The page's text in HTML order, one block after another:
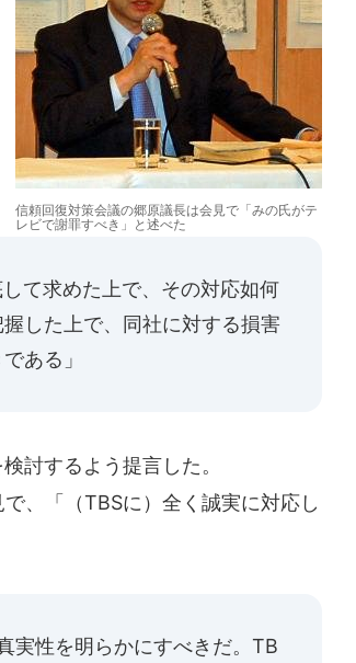
信頼回復対策会議の郷原議長は会見で「みの氏がテ
レビで謝罪すべき」と述べた
て求めた上で、その対応如何
した上で、同社に対する損害
ある」
討するよう提言した。
、「（TBSに）全く誠実に対応し
実性を明らかにすべきだ。TB